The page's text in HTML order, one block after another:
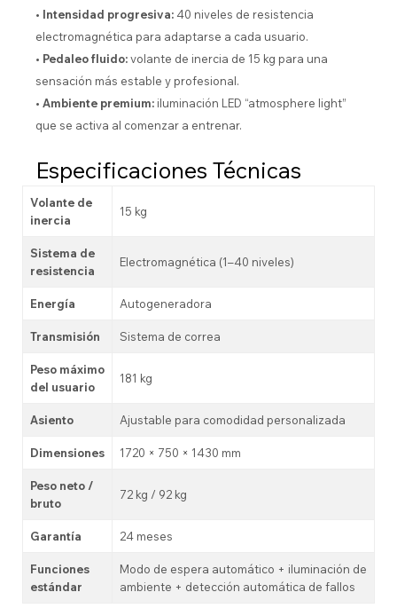
• Intensidad progresiva: 40 niveles de resistencia
electromagnética para adaptarse a cada usuario.
• Pedaleo fluido:volante de inercia de 15 kg para una
sensación más estable y profesional.
• Ambiente premium: iluminación LED “atmosphere light”
que se activa al comenzar a entrenar.
Especificaciones Técnicas
Volante de
inercia
15 kg
Sistema de
resistencia
Electromagnética (1–40 niveles)
Energía Autogeneradora
Transmisión Sistema de correa
Peso máximo
del usuario
181 kg
Asiento Ajustable para comodidad personalizada
Dimensiones 1720 × 750 × 1430 mm
Peso neto /
bruto
72 kg / 92 kg
Garantía 24 meses
Funciones
estándar
Modo de espera automático + iluminación de
ambiente + detección automática de fallos